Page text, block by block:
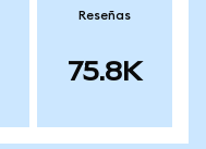
Reseñas
75.8K